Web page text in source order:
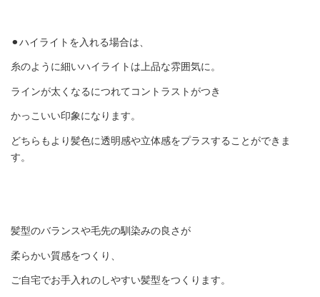
⚫︎ハイライトを入れる場合は、
糸のように細いハイライトは上品な雰囲気に。
ラインが太くなるにつれてコントラストがつき
かっこいい印象になります。
どちらもより髪色に透明感や立体感をプラスすることができま
す。
髪型のバランスや毛先の馴染みの良さが
柔らかい質感をつくり、
ご自宅でお手入れのしやすい髪型をつくります。